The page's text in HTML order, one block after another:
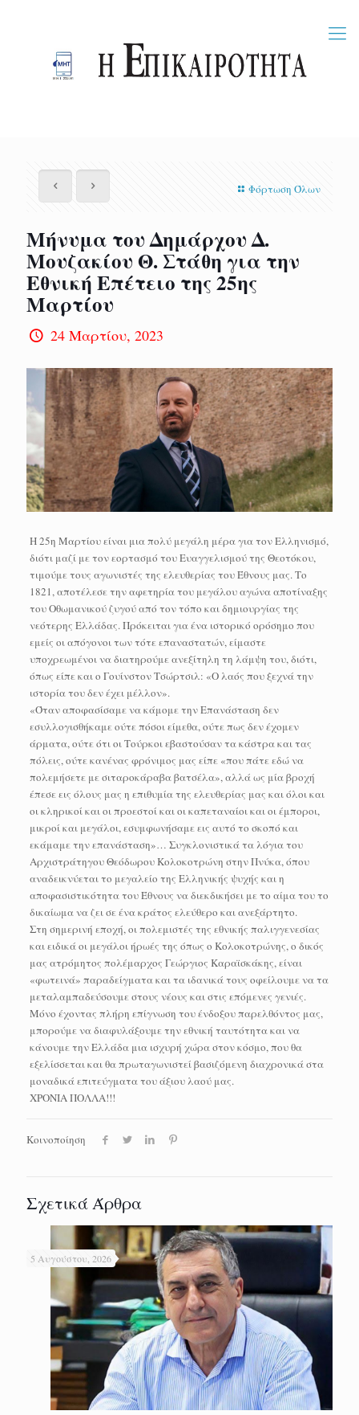
Φόρτωση Όλων
Μήνυμα του Δημάρχου Δ.
Μουζακίου Θ. Στάθη για την
Εθνική Επέτειο της 25ης
Μαρτίου
24 Μαρτίου, 2023
Η 25η Μαρτίου είναι μια πολύ μεγάλη μέρα για τον Ελληνισμό,
διότι μαζί με τον εορτασμό του Ευαγγελισμού της Θεοτόκου,
τιμούμε τους αγωνιστές της ελευθερίας του Έθνους μας. Το
1821, αποτέλεσε την αφετηρία του μεγάλου αγώνα αποτίναξης
του Οθωμανικού ζυγού από τον τόπο και δημιουργίας της
νεότερης Ελλάδας. Πρόκειται για ένα ιστορικό ορόσημο που
εμείς οι απόγονοι των τότε επαναστατών, είμαστε
υποχρεωμένοι να διατηρούμε ανεξίτηλη τη λάμψη του, διότι,
όπως είπε και ο Γουίνστον Τσώρτσιλ: «Ο λαός που ξεχνά την
ιστορία του δεν έχει μέλλον».
«Όταν αποφασίσαμε να κάμομε την Επανάσταση δεν
εσυλλογισθήκαμε ούτε πόσοι είμεθα, ούτε πως δεν έχομεν
άρματα, ούτε ότι οι Τούρκοι εβαστούσαν τα κάστρα και τας
πόλεις, ούτε κανένας φρόνιμος μας είπε «που πάτε εδώ να
πολεμήσετε με σιταροκάραβα βατσέλα», αλλά ως μία βροχή
έπεσε εις όλους μας η επιθυμία της ελευθερίας μας και όλοι και
οι κληρικοί και οι προεστοί και οι καπεταναίοι και οι έμποροι,
μικροί και μεγάλοι, εσυμφωνήσαμε εις αυτό το σκοπό και
εκάμαμε την επανάσταση»… Συγκλονιστικά τα λόγια του
Αρχιστράτηγου Θεόδωρου Κολοκοτρώνη στην Πνύκα, όπου
αναδεικνύεται το μεγαλείο της Ελληνικής ψυχής και η
αποφασιστικότητα του Έθνους να διεκδικήσει με το αίμα του το
δικαίωμα να ζει σε ένα κράτος ελεύθερο και ανεξάρτητο.
Στη σημερινή εποχή, οι πολεμιστές της εθνικής παλιγγενεσίας
και ειδικά οι μεγάλοι ήρωές της όπως ο Κολοκοτρώνης, ο δικός
μας ατρόμητος πολέμαρχος Γεώργιος Καραϊσκάκης, είναι
«φωτεινά» παραδείγματα και τα ιδανικά τους οφείλουμε να τα
μεταλαμπαδεύσουμε στους νέους και στις επόμενες γενιές.
Μόνο έχοντας πλήρη επίγνωση του ένδοξου παρελθόντος μας,
μπορούμε να διαφυλάξουμε την εθνική ταυτότητα και να
κάνουμε την Ελλάδα μια ισχυρή χώρα στον κόσμο, που θα
εξελίσσεται και θα πρωταγωνιστεί βασιζόμενη διαχρονικά στα
μοναδικά επιτεύγματα του άξιου λαού μας.
ΧΡΟΝΙΑ ΠΟΛΛΑ!!!
Κοινοποίηση
Σχετικά Άρθρα
5 Αυγούστου, 2026